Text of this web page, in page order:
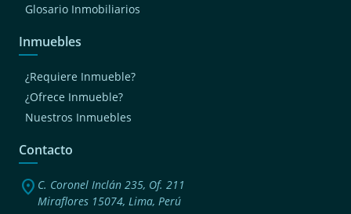
Glosario Inmobiliarios
Inmuebles
¿Requiere Inmueble?
¿Ofrece Inmueble?
Nuestros Inmuebles
Contacto
location_on C. Coronel Inclán 235, Of. 211
Miraflores 15074, Lima, Perú